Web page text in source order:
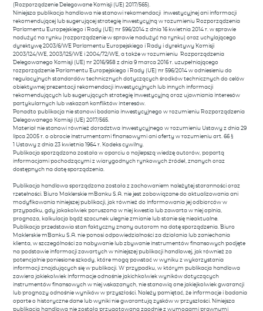
(Rozporządzenie Delegowane Komisji (UE) 2017/565).
Niniejsza publikacja handlowa nie stanowi rekomendacji inwestycyjnej ani informacji
rekomendującej lub sugerującej strategię inwestycyjną w rozumieniu Rozporządzenia
Parlamentu Europejskiego i Rady (UE) nr 596/2014 z dnia 16 kwietnia 2014 r. w sprawie
nadużyć na rynku (rozporządzenie w sprawie nadużyć na rynku) oraz uchylającego
dyrektywę 2003/6/WE Parlamentu Europejskiego i Rady i dyrektywy Komisji
2003/124/WE, 2003/125/WE i 2004/72/WE, a także w rozumieniu Rozporządzenia
Delegowanego Komisji (UE) nr 2016/958 z dnia 9 marca 2016 r. uzupełniającego
rozporządzenie Parlamentu Europejskiego i Rady (UE) nr 596/2014 w odniesieniu do
regulacyjnych standardów technicznych dotyczących środków technicznych do celów
obiektywnej prezentacji rekomendacji inwestycyjnych lub innych informacji
rekomendujących lub sugerujących strategię inwestycyjną oraz ujawniania interesów
partykularnych lub wskazań konfliktów interesów.
Ponadto publikacja nie stanowi badania inwestycyjnego w rozumieniu Rozporządzenia
Delegowanego Komisji (UE) 2017/565.
Materiał nie stanowi również doradztwa inwestycyjnego w rozumieniu Ustawy z dnia 29
lipca 2005 r. o obrocie instrumentami finansowymi ani oferty w rozumieniu art. 66 §
1 Ustawy z dnia 23 kwietnia 1964 r. Kodeks cywilny.
Publikacja sporządzona została w oparciu o najlepszą wiedzę autorów, popartą
informacjami pochodzącymi z wiarygodnych rynkowych źródeł, znanych oraz
dostępnych na datę sporządzenia.
Publikacja handlowa sporządzona została z zachowaniem należytej staranności oraz
rzetelności. Biuro Maklerskie mBanku S.A. nie jest zobowiązane do aktualizowania ani
modyfikowania niniejszej publikacji, jak również do informowania jej odbiorców w
przypadku, gdy jakakolwiek poruszona w niej kwestia lub zawarta w niej opinia,
prognoza, kalkulacja bądź szacunek ulegnie zmianie lub stanie się nieaktualne.
Publikacja przedstawia stan faktyczny znany autorom na datę sporządzenia. Biuro
Maklerskie mBanku S.A. nie ponosi odpowiedzialności za działania lub zaniechania
klienta, w szczególności za nabywanie lub zbywanie instrumentów finansowych podjęte
na podstawie informacji zawartych w niniejszej publikacji handlowej, jak również za
potencjalnie poniesione szkody, które mogą powstać w wyniku z wykorzystania
informacji znajdujących się w publikacji. W przypadku, w którym publikacja handlowa
zawiera jakiekolwiek informacje odnośnie jakichkolwiek wyników dotyczących
instrumentów finansowych w niej wskazanych, nie stanowią one jakiejkolwiek gwarancji
lub prognozy odnośnie wyników w przyszłości. Należy pamiętać, że informacje i badania
oparte o historyczne dane lub wyniki nie gwarantują zysków w przyszłości. Niniejsza
publikacja handlowa nie została przygotowana zgodnie z wymogami prawnymi